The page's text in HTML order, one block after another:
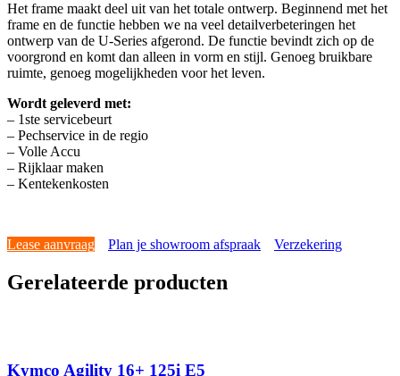
Het frame maakt deel uit van het totale ontwerp. Beginnend met het
frame en de functie hebben we na veel detailverbeteringen het
ontwerp van de U-Series afgerond. De functie bevindt zich op de
voorgrond en komt dan alleen in vorm en stijl. Genoeg bruikbare
ruimte, genoeg mogelijkheden voor het leven.
Wordt geleverd met:
– 1ste servicebeurt
– Pechservice in de regio
– Volle Accu
– Rijklaar maken
– Kentekenkosten
Lease aanvraag Plan je showroom afspraak Verzekering
Gerelateerde producten
Kymco Agility 16+ 125i E5